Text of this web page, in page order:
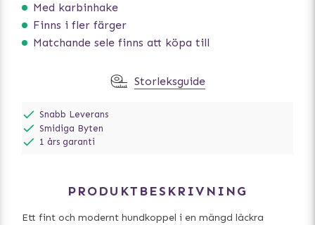
Med karbinhake
Finns i fler färger
Matchande sele finns att köpa till
Storleksguide
Snabb Leverans
Smidiga Byten
1 års garanti
PRODUKTBESKRIVNING
Ett fint och modernt hundkoppel i en mängd läckra